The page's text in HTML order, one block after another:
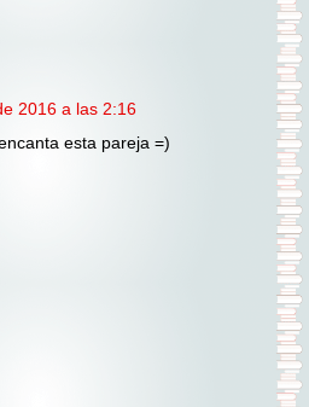
2016 a las 2:16
esta pareja =)